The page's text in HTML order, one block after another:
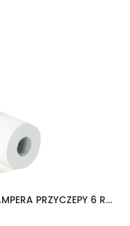
FIAMMA PAPIER TOALETOWY DO KAMPERA PRZYCZEPY 6 ROLEK